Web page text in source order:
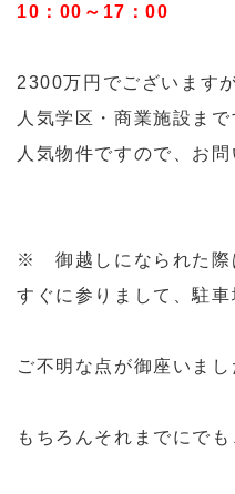
10：00～17：00
2300万円でございます
人気学区・商業施設ま
人気物件ですので、お
※ 御越しになられた際
すぐに参りまして、駐
ご不明な点が御座いま
もちろんそれまでにで